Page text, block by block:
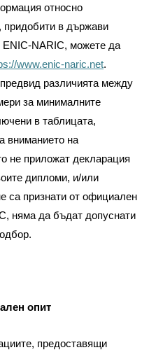
относно
придобити в държави
NARIC, можете да
www.enic-naric.net.
различията между
за минималните
в таблицата,
вниманието на
не приложат декларация
дипломи, и/или
са признати от официален
няма да бъдат допуснати
опит
предоставящи